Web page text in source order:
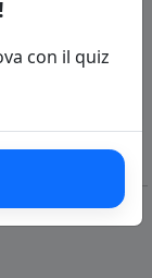
con il quiz